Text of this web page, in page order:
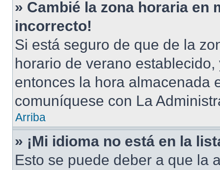
» Cambié la zona horaria en
incorrecto!
Si está seguro de que de la
horario de verano
entonces la hora almacenada
comuníquese con La
Arriba
» ¡Mi idioma no está en la
Esto se puede deber a que la